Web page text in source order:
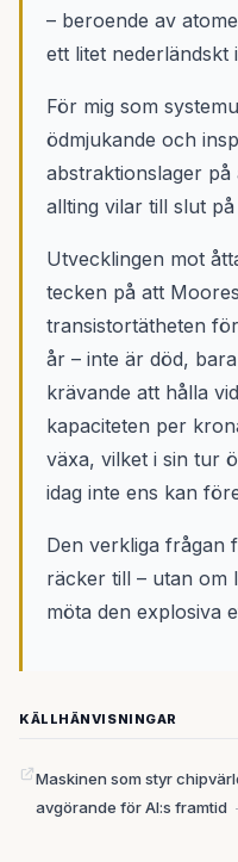
– beroende av
ett litet nederländskt
För mig som
ödmjukande och
abstraktionslager på
allting vilar till slut
Utvecklingen mot
tecken på att
transistortätheten
år – inte är död,
krävande att hålla
kapaciteten per
växa, vilket i sin tur
idag inte ens kan
Den verkliga frågan
räcker till – utan om
möta den explosiva
KÄLLHÄNVISNINGAR
Maskinen som styr
avgörande för AI:s framtid